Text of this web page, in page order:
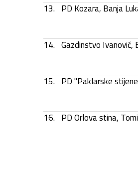
13. PD Kozara, Banja
14. Gazdinstvo Ivanović,
15. PD "Paklarske
16. PD Orlova stina,